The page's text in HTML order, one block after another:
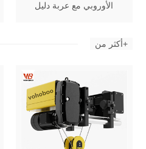
الأوروبي مع عربة دليل
أكثر من+